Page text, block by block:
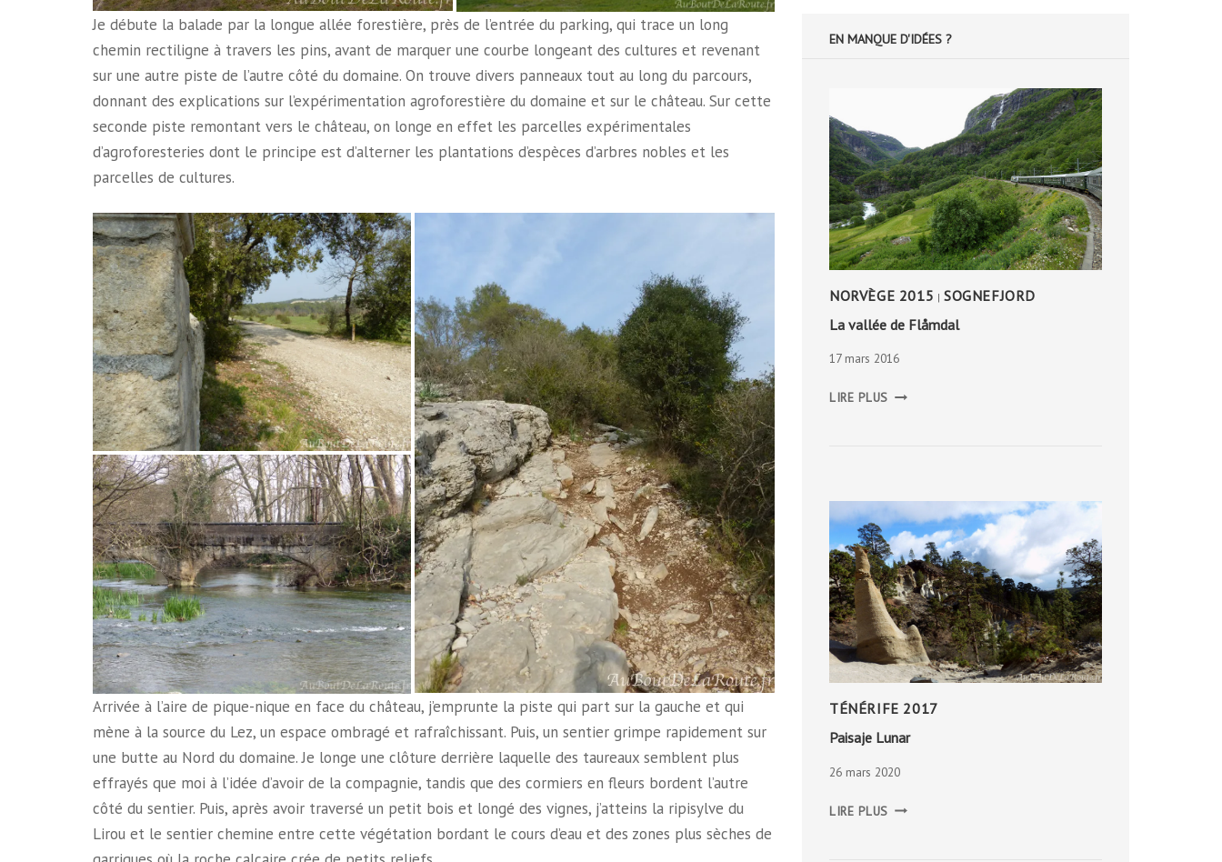
Je débute la balade par la longue allée forestière, près de l’entrée du parking, qui trace un long
chemin rectiligne à travers les pins, avant de marquer une courbe longeant des cultures et revenant
sur une autre piste de l’autre côté du domaine. On trouve divers panneaux tout au long du parcours,
donnant des explications sur l’expérimentation agroforestière du domaine et sur le château. Sur cette
seconde piste remontant vers le château, on longe en effet les parcelles expérimentales
d’agroforesteries dont le principe est d’alterner les plantations d’espèces d’arbres nobles et les
parcelles de cultures.
Arrivée à l’aire de pique-nique en face du château, j’emprunte la piste qui part sur la gauche et qui
mène à la source du Lez, un espace ombragé et rafraîchissant. Puis, un sentier grimpe rapidement sur
une butte au Nord du domaine. Je longe une clôture derrière laquelle des taureaux semblent plus
effrayés que moi à l’idée d’avoir de la compagnie, tandis que des cormiers en fleurs bordent l’autre
côté du sentier. Puis, après avoir traversé un petit bois et longé des vignes, j’atteins la ripisylve du
Lirou et le sentier chemine entre cette végétation bordant le cours d’eau et des zones plus sèches de
EN MANQUE D'IDÉES ?
NORVÈGE 2015 | SOGNEFJORD
La vallée de Flåmdal
17 mars 2016
LIRE PLUS VALLÉE
TÉNÉRIFE 2017
Paisaje Lunar
26 mars 2020
LIRE PLUS LUNAR